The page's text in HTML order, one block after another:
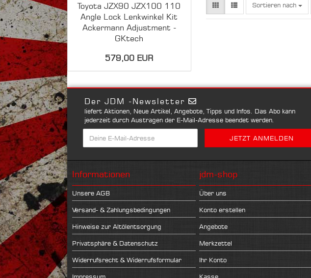
Sortieren nach
Sortieren nach
Toyota JZX90 JZX100 110
Angle Lock Lenkwinkel Kit
Ackermann Adjustment -
GKtech
579,00 EUR
Der JDM -Newsletter
liefert Aktionen, Neue Artikel, Angebote, Tipps und Infos. Das Abo kann
jederzeit durch Austragen der E-Mail-Adresse beendet werden.
Informationen
Unsere AGB
Versand- & Zahlungsbedingungen
Hinweise zur Altölentsorgung
Privatsphäre & Datenschutz
Widerrufsrecht & Widerrufsformular
jdm-shop
Über uns
Konto erstellen
Angebote
Merkzettel
Ihr Konto